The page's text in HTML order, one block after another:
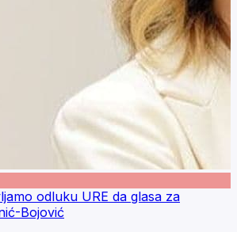
odluku URE da glasa za
Bojović